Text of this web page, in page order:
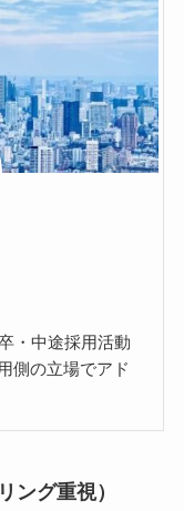
・中途採用活動
側の立場でアド
ング重視）